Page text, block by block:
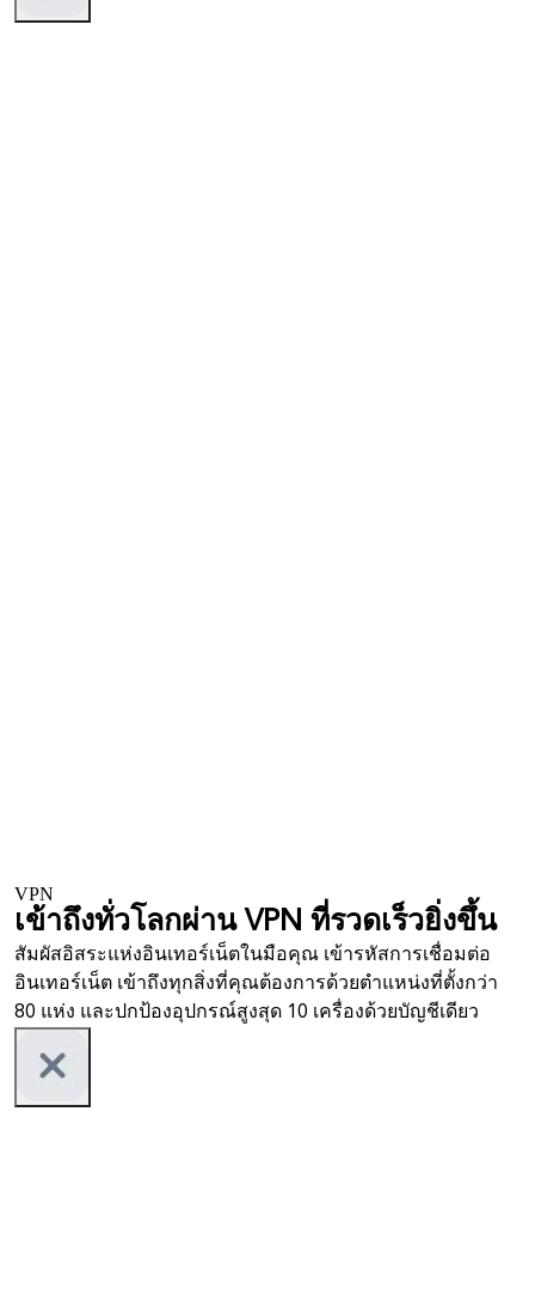
VPN
เข้าถึงทั่วโลกผ่าน VPN ที่รวดเร็วยิ่งขึ้น
สัมผัสอิสระแห่งอินเทอร์เน็ตในมือคุณ เข้ารหัสการเชื่อมต่อ
อินเทอร์เน็ต เข้าถึงทุกสิ่งที่คุณต้องการด้วยตำแหน่งที่ตั้งกว่า
80 แห่ง และปกป้องอุปกรณ์สูงสุด 10 เครื่องด้วยบัญชีเดียว